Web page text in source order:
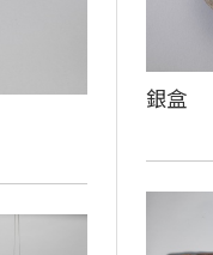
銀盒